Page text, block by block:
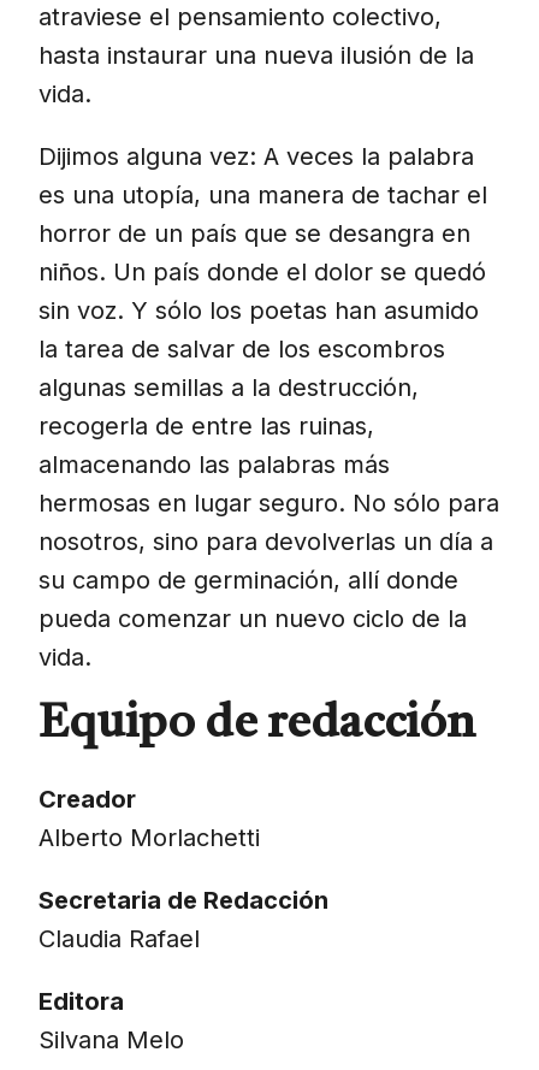
atraviese el pensamiento colectivo,
hasta instaurar una nueva ilusión de la
vida.
Dijimos alguna vez: A veces la palabra
es una utopía, una manera de tachar el
horror de un país que se desangra en
niños. Un país donde el dolor se quedó
sin voz. Y sólo los poetas han asumido
la tarea de salvar de los escombros
algunas semillas a la destrucción,
recogerla de entre las ruinas,
almacenando las palabras más
hermosas en lugar seguro. No sólo para
nosotros, sino para devolverlas un día a
su campo de germinación, allí donde
pueda comenzar un nuevo ciclo de la
vida.
Equipo de redacción
Creador
Alberto Morlachetti
Secretaria de Redacción
Claudia Rafael
Editora
Silvana Melo